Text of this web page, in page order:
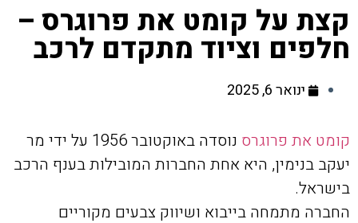
קצת על קומט את פרוגרס –
חלפים וציוד מתקדם לרכב
ינואר 6, 2025
קומט את פרוגרס
נוסדה באוקטובר 1956 על ידי מר
יעקב בנימין, היא אחת החברות המובילות בענף הרכב
בישראל.
החברה מתמחה בייבוא ושיווק צבעים מקוריים